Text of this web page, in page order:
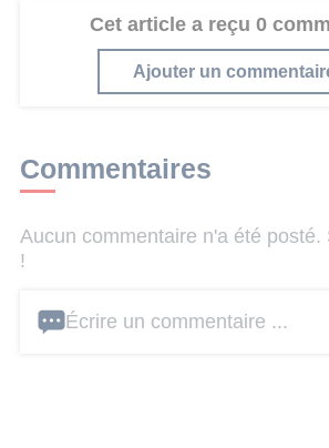
Cet article a reçu 0
Ajouter un
Commentaires
Aucun commentaire n'a été posté.
!
Écrire un commentaire ...